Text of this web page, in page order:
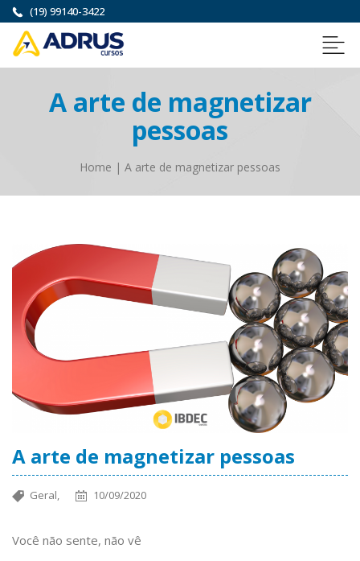
(19) 99140-3422
A arte de magnetizar
pessoas
Home | A arte de magnetizar pessoas
A arte de magnetizar pessoas
Geral, 10/09/2020
Você não sente, não vê